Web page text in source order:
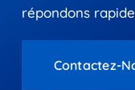
répondons
Contactez-